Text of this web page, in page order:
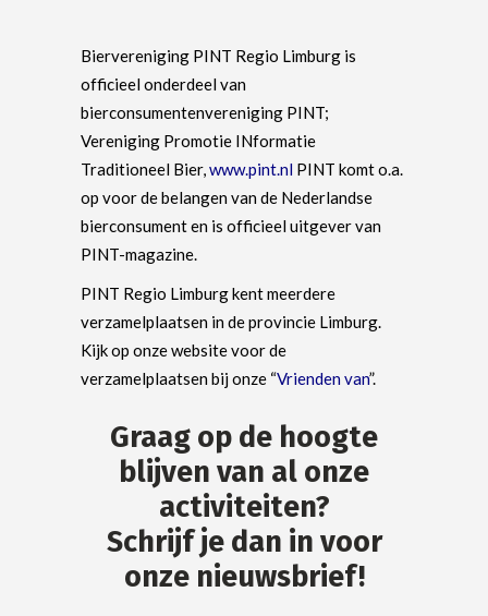
Biervereniging PINT Regio Limburg is
officieel onderdeel van
bierconsumentenvereniging PINT;
Vereniging Promotie INformatie
Traditioneel Bier,www.pint.nl PINT komt o.a.
op voor de belangen van de Nederlandse
bierconsument en is officieel uitgever van
PINT-magazine.
PINT Regio Limburg kent meerdere
verzamelplaatsen in de provincie Limburg.
Kijk op onze website voor de
verzamelplaatsen bij onze “Vrienden van”.
Graag op de hoogte
blijven van al onze
activiteiten?
Schrijf je dan in voor
onze nieuwsbrief!